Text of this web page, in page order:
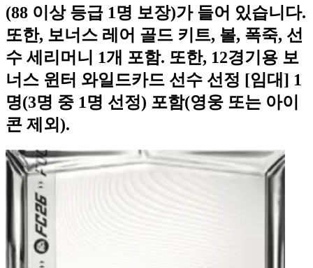
(88 이상 등급 1명 보장)가 들어 있습니다.
또한, 보너스 레어 골드 키트, 볼, 폭죽, 선
수 세리머니 1개 포함. 또한, 12경기용 보
너스 윈터 와일드카드 선수 선정 [임대] 1
명(3명 중 1명 선정) 포함(영웅 또는 아이
콘 제외).